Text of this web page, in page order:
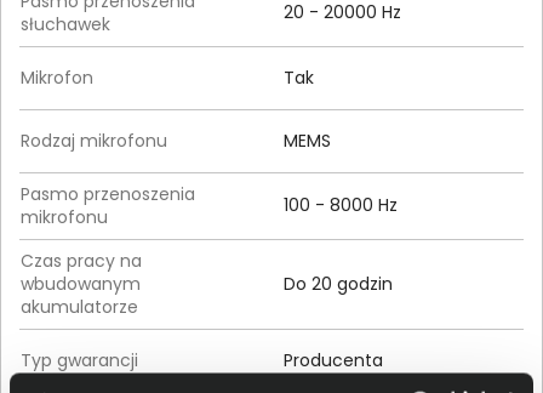
słuchawek
20 - 20000 Hz
Mikrofon Tak
Rodzaj mikrofonu MEMS
Pasmo przenoszenia
mikrofonu
100 - 8000 Hz
Czas pracy na
wbudowanym
akumulatorze
Do 20 godzin
Typ gwarancji Producenta